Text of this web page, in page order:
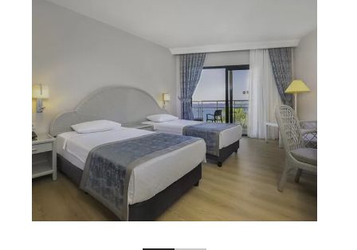
Aska Lara Resort & SPA
Bayview Resort
Just In Beach​
Мир Аска
Сердце развлечений
Бизнес-клуб
Бронирование